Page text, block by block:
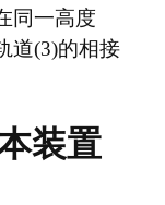
同一高度
道(3)的相接
装置